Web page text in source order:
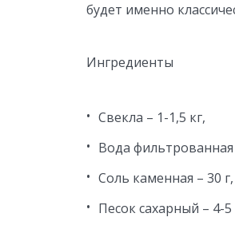
будет именно
Ингредиенты
Свекла – 1-1,5 кг,
Вода фильтрованная
Соль каменная – 30 г,
Песок сахарный – 4-5